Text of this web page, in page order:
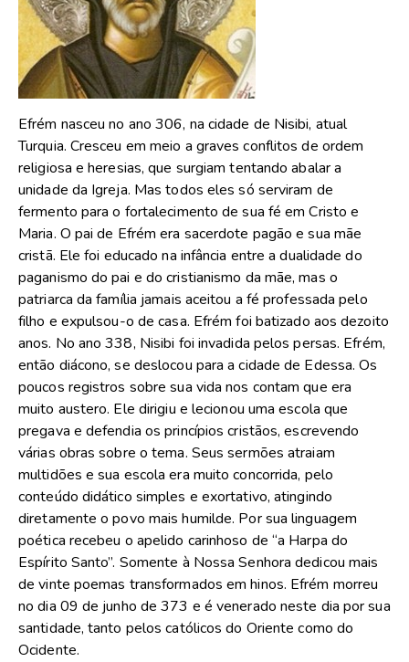
Efrém nasceu no ano 306, na cidade de Nisibi, atual
Turquia. Cresceu em meio a graves conflitos de ordem
religiosa e heresias, que surgiam tentando abalar a
unidade da Igreja. Mas todos eles só serviram de
fermento para o fortalecimento de sua fé em Cristo e
Maria. O pai de Efrém era sacerdote pagão e sua mãe
cristã. Ele foi educado na infância entre a dualidade do
paganismo do pai e do cristianismo da mãe, mas o
patriarca da família jamais aceitou a fé professada pelo
filho e expulsou-o de casa. Efrém foi batizado aos dezoito
anos. No ano 338, Nisibi foi invadida pelos persas. Efrém,
então diácono, se deslocou para a cidade de Edessa. Os
poucos registros sobre sua vida nos contam que era
muito austero. Ele dirigiu e lecionou uma escola que
pregava e defendia os princípios cristãos, escrevendo
várias obras sobre o tema. Seus sermões atraiam
multidões e sua escola era muito concorrida, pelo
conteúdo didático simples e exortativo, atingindo
diretamente o povo mais humilde. Por sua linguagem
poética recebeu o apelido carinhoso de “a Harpa do
Espírito Santo”. Somente à Nossa Senhora dedicou mais
de vinte poemas transformados em hinos. Efrém morreu
no dia 09 de junho de 373 e é venerado neste dia por sua
santidade, tanto pelos católicos do Oriente como do
Ocidente.